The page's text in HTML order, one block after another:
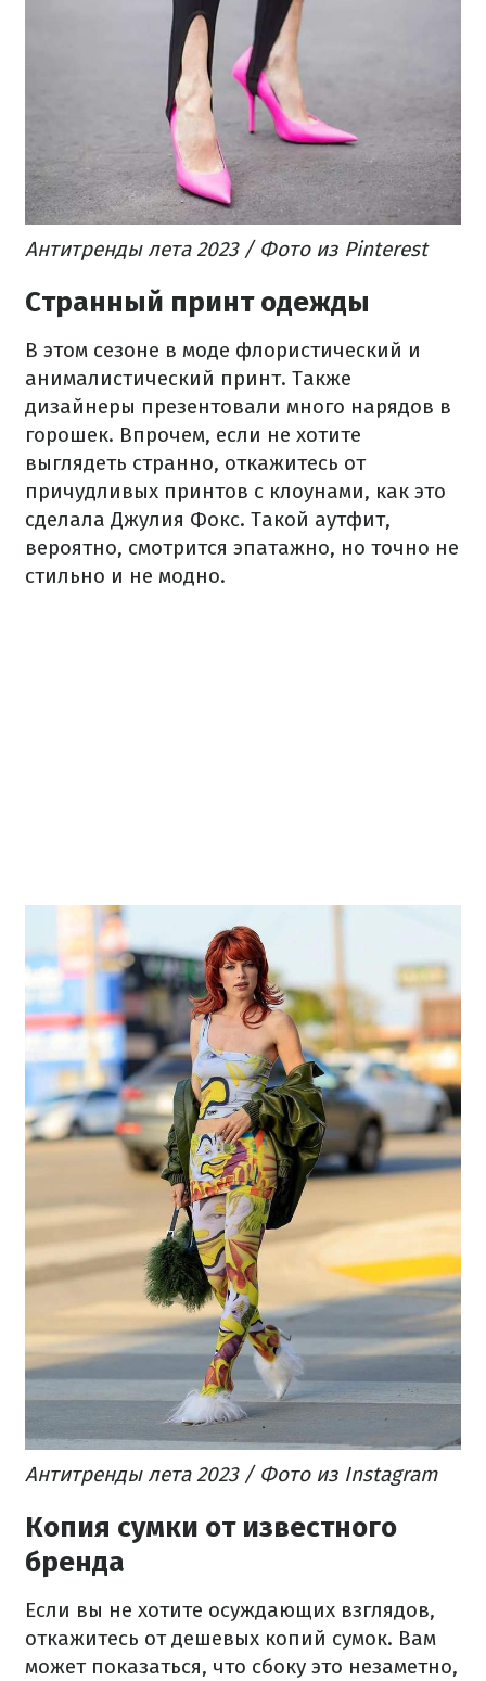
Антитренды лета 2023 / Фото из Pinterest
Cтранный принт одежды
В этом сезоне в моде флористический и
анималистический принт. Также
дизайнеры презентовали много нарядов в
горошек. Впрочем, если не хотите
выглядеть странно, откажитесь от
причудливых принтов с клоунами, как это
сделала Джулия Фокс. Такой аутфит,
вероятно, смотрится эпатажно, но точно не
стильно и не модно.
Антитренды лета 2023 / Фото из Instagram
Копия сумки от известного
бренда
Если вы не хотите осуждающих взглядов,
откажитесь от дешевых копий сумок. Вам
может показаться, что сбоку это незаметно,